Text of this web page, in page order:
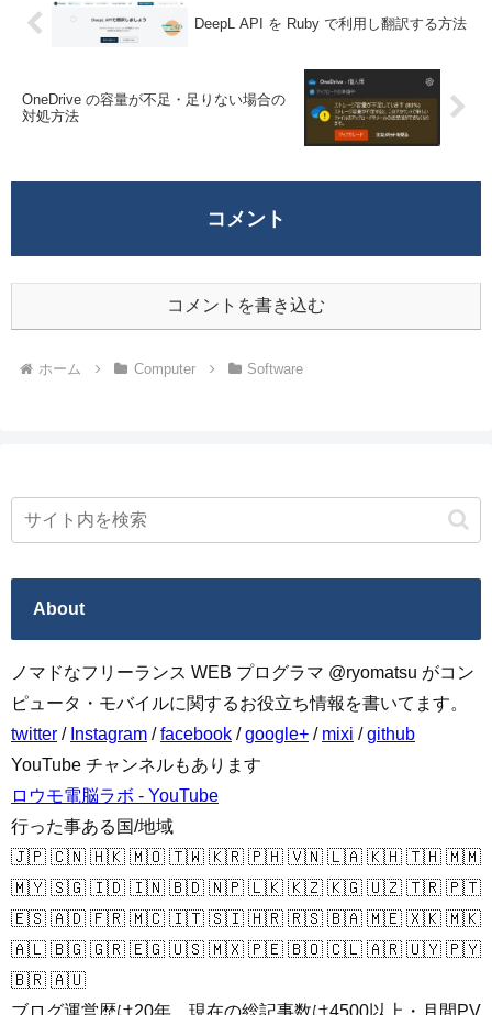
DeepL API を Ruby で利用し翻訳する方法
OneDrive の容量が不足・足りない場合の
対処方法
コメント
コメントを書き込む
ホーム Computer Software
About
ノマドなフリーランス WEB プログラマ @ryomatsu がコン
ピュータ・モバイルに関するお役立ち情報を書いてます。
twitter / Instagram /facebook /google+ / mixi /github
YouTube チャンネルもあります
ロウモ電脳ラボ - YouTube
行った事ある国/地域
🇯🇵 🇨🇳 🇭🇰 🇲🇴 🇹🇼 🇰🇷 🇵🇭 🇻🇳 🇱🇦 🇰🇭 🇹🇭 🇲🇲
🇲🇾 🇸🇬 🇮🇩 🇮🇳 🇧🇩 🇳🇵 🇱🇰 🇰🇿 🇰🇬 🇺🇿 🇹🇷 🇵🇹
🇪🇸 🇦🇩 🇫🇷 🇲🇨 🇮🇹 🇸🇮 🇭🇷 🇷🇸 🇧🇦 🇲🇪 🇽🇰 🇲🇰
🇦🇱 🇧🇬 🇬🇷 🇪🇬 🇺🇸 🇲🇽 🇵🇪 🇧🇴 🇨🇱 🇦🇷 🇺🇾 🇵🇾
🇧🇷 🇦🇺
ブログ運営歴は20年、現在の総記事数は4500以上・月間PV